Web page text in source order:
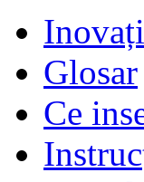
Glosar
Ce